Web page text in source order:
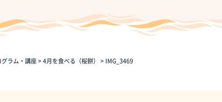
グラム・講座>4月を食べる（桜餅） > IMG_3469